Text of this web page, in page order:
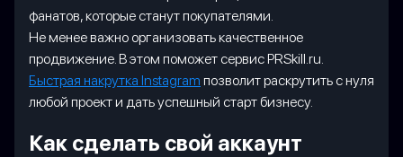
фанатов, которые станут покупателями.
Не менее важно организовать качественное
продвижение. В этом поможет сервис PRSkill.ru.
Быстрая накрутка Instagram позволит раскрутить с нуля
любой проект и дать успешный старт бизнесу.
Как сделать свой аккаунт